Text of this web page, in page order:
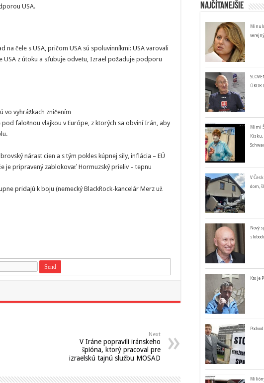
USA.
čele s USA, pričom USA sú spoluvinníkmi: USA varovali
USA z útoku a sľubuje odvetu, Izrael požaduje podporu
vo vyhrážkach zničením
falošnou vlajkou v Európe, z ktorých sa obviní Irán, aby
nárast cien a s tým pokles kúpnej sily, inflácia – EÚ
je pripravený zablokovať Hormuzský prieliv – tepnu
pridajú k boju (nemecký BlackRock-kancelár Merz už
Next
V Iráne popravili iránskeho
špióna, ktorý pracoval pre
izraelskú tajnú službu MOSAD
Najčítanejšie
ÚKOR
Mimi
Kisku,
V
dom,
Nový
Kto je